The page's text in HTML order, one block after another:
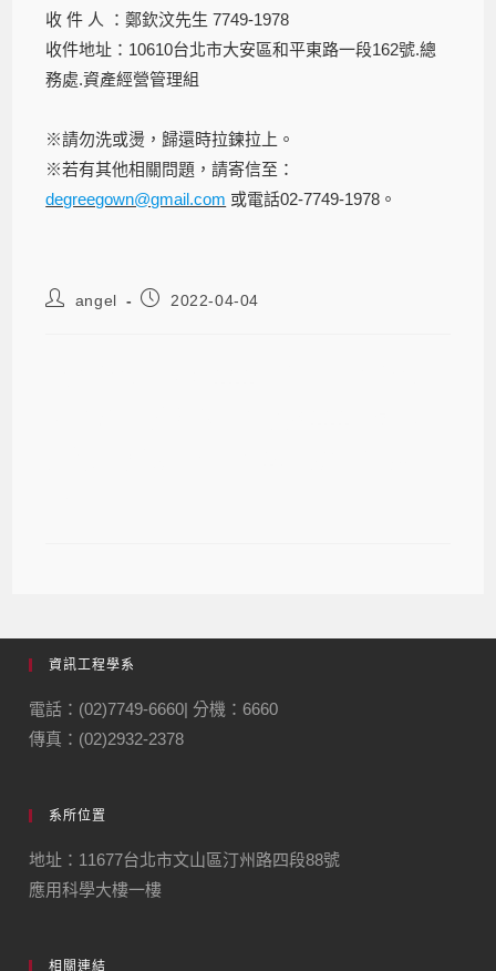
收 件 人 ：鄭欽汶先生 7749-1978
收件地址：10610台北市大安區和平東路一段162號.總
務處.資產經營管理組
※請勿洗或燙，歸還時拉鍊拉上。
※若有其他相關問題，請寄信至：
degreegown@gmail.com 或電話02-7749-1978。
angel 2022-04-04
資訊工程學系
電話：(02)7749-6660| 分機：6660
傳真：(02)2932-2378
系所位置
地址：11677台北市文山區汀州路四段88號
應用科學大樓一樓
相關連結